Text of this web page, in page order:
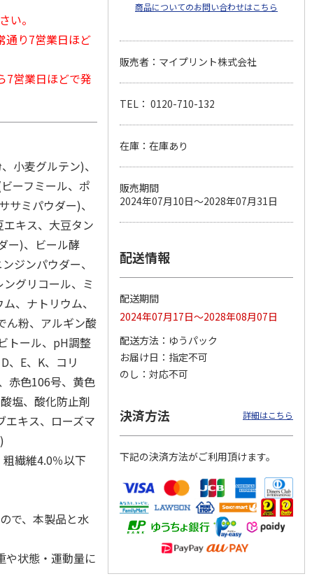
ムカ
ーン
ン型 S
)
チ 健康に育つ子ね
こ用 まぐろ・かつ
おに…
120円
(送料別・税込)
ペット線香 虹のか
なた フルーティフ
ローラルの香り
590円
(送料別・税込)
100円
(送料別・税込)
い。
通り7営業日ほど
7営業日ほどで発
小麦グルテン)、
ーフミール、ポ
サミパウダー)、
キス、大豆タン
ー)、ビール酵
ジンパウダー、
グリコール、ミ
、ナトリウム、
ん粉、アルギン酸
トール、pH調整
、E、K、コリ
赤色106号、黄色
塩、酸化防止剤
エキス、ローズマ
繊維4.0％以下
で、本製品と水
や状態・運動量に
商品についてのお問い合わせはこちら
販売者：マイプリント株式会社
TEL： 0120-710-132
在庫：在庫あり
販売期間
2024年07月10日～2028年07月31日
配送情報
配送期間
2024年07月17日～2028年08月07日
配送方法
ゆうパック
お届け日
指定不可
のし
対応不可
決済方法 詳細はこちら
下記の決済方法がご利用頂けます。